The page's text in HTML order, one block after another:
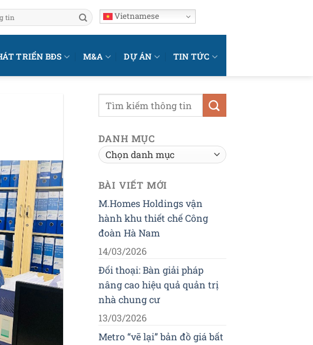
Vietnamese
TRIỂN BĐS M&A DỰ ÁN TIN TỨC
DANH MỤC
Danh
mục
BÀI VIẾT MỚI
M.Homes Holdings vận
hành khu thiết chế Công
đoàn Hà Nam
14/03/2026
Đối thoại: Bàn giải pháp
nâng cao hiệu quả quản trị
nhà chung cư
13/03/2026
Metro “vẽ lại” bản đồ giá bất